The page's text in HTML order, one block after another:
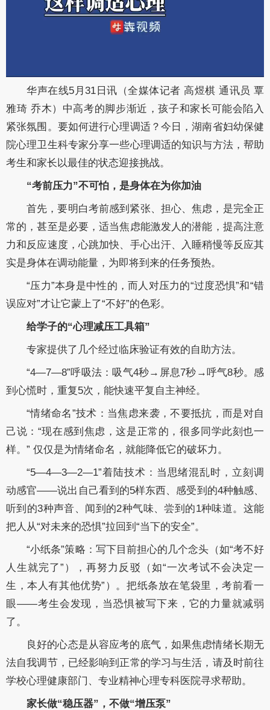
华声在线5月31日讯（全媒体记者 高煜棋 通讯员 覃
雅琦 乔木）中高考的脚步渐近，孩子和家长可能会陷入
紧张氛围。要如何进行心理调适？今日，湖南省妇幼保健
院心理卫生科专家分享一些心理调适的知识与方法，帮助
考生和家长以最佳的状态迎接挑战。
“考前压力”不可怕，是身体在为你加油
首先，要明白考前感到紧张、担心、焦虑，是完全正
常的，甚至是必要，适当焦虑能激发人的潜能，提高注意
力和反应速度，心跳加快、手心出汗、入睡稍慢等反应其
实是身体在调动能量，为即将到来的任务预热。
“压力”本身是中性的，而人对压力的“过度恐惧”和“错
误应对”才让它蒙上了“不好”的色彩。
给学子的“心理减压工具箱”
专家提供了几个经过临床验证有效的自助方法。
“4—7—8”呼吸法：吸气4秒→屏息7秒→呼气8秒。感
到心慌时，重复5次，能快速平复自主神经。
“情绪命名”技术：当焦虑来袭，不要抵抗，而是对自
己说：“现在感到焦虑，这是正常的，很多同学此刻也一
样。” 仅仅是为情绪命名，就能降低它的破坏力。
“5—4—3—2—1”着陆技术：当思绪混乱时，立刻调
动感官——说出自己看到的5样东西、感受到的4种触感、
听到的3种声音、闻到的2种气味、尝到的1种味道。这能
把人从“对未来的恐惧”拉回到“当下的安全”。
“小纸条”策略：写下目前担心的几个念头（如“考不好
人生就完了”），再努力反驳（如“一次考试不会决定一
生，本人有其他优势”）。把纸条放在笔袋里，考前看一
眼——考生会发现，当恐惧被写下来，它的力量就减弱
了。
良好的心态是从容应考的底气，如果焦虑情绪长期无
法自我调节，已经影响到正常的学习与生活，请及时前往
学校心理健康部门、专业精神心理专科医院寻求帮助。
家长做“稳压器”，不做“增压泵”